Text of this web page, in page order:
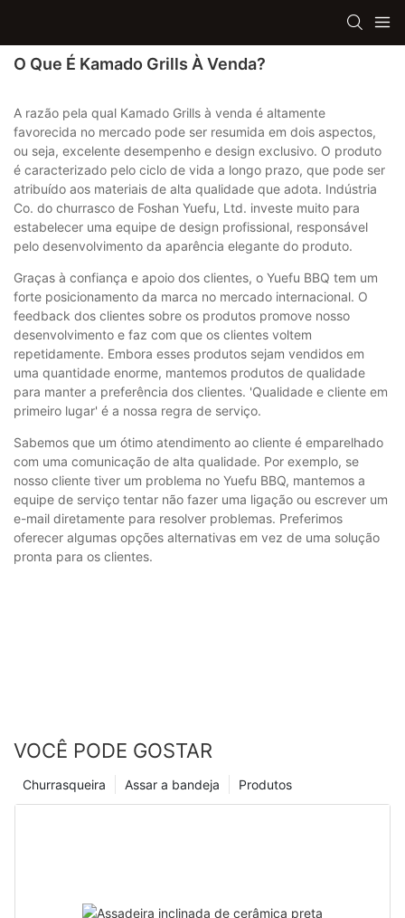
O Que É Kamado Grills À Venda?
A razão pela qual Kamado Grills à venda é altamente
favorecida no mercado pode ser resumida em dois aspectos,
ou seja, excelente desempenho e design exclusivo. O produto
é caracterizado pelo ciclo de vida a longo prazo, que pode ser
atribuído aos materiais de alta qualidade que adota. Indústria
Co. do churrasco de Foshan Yuefu, Ltd. investe muito para
estabelecer uma equipe de design profissional, responsável
pelo desenvolvimento da aparência elegante do produto.
Graças à confiança e apoio dos clientes, o Yuefu BBQ tem um
forte posicionamento da marca no mercado internacional. O
feedback dos clientes sobre os produtos promove nosso
desenvolvimento e faz com que os clientes voltem
repetidamente. Embora esses produtos sejam vendidos em
uma quantidade enorme, mantemos produtos de qualidade
para manter a preferência dos clientes. 'Qualidade e cliente em
primeiro lugar' é a nossa regra de serviço.
Sabemos que um ótimo atendimento ao cliente é emparelhado
com uma comunicação de alta qualidade. Por exemplo, se
nosso cliente tiver um problema no Yuefu BBQ, mantemos a
equipe de serviço tentar não fazer uma ligação ou escrever um
e-mail diretamente para resolver problemas. Preferimos
oferecer algumas opções alternativas em vez de uma solução
pronta para os clientes.
VOCÊ PODE GOSTAR
Produtos
Assar a bandeja
Churrasqueira